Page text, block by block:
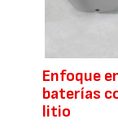
Enfoque
baterías
litio